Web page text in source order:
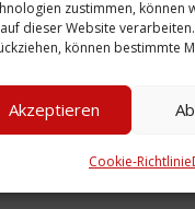
zustimmen, können
dieser Website
können bestimmte
Akzeptieren
Cookie-Richtlinie